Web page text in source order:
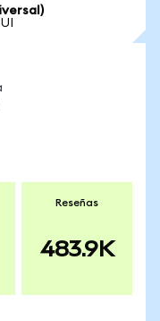
Reseñas
483.9K